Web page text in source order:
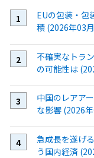
EUの包装・包
積 (2026年03
不確実なトラ
の可能性は
中国のレアア
な影響 (2026
急成長を遂げ
う国内経済